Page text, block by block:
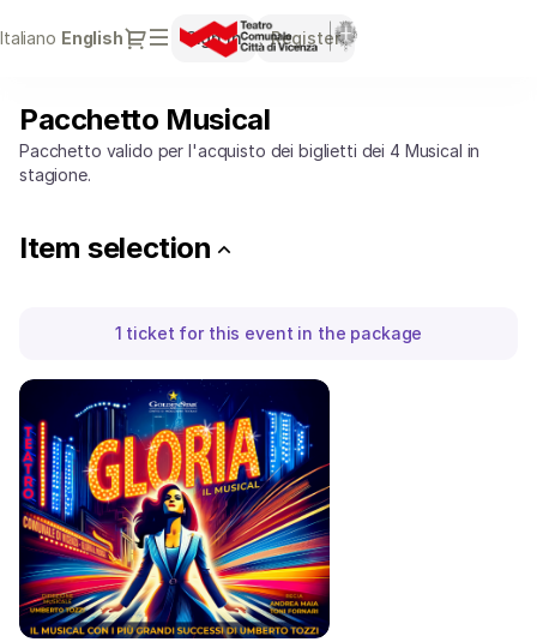
Italiano Current
English Dialog
Sign in Register
definition
Teatro
Comunale
Vicenza
Pacchetto
Musical
Pacchetto Musical
Pacchetto valido per l'acquisto dei biglietti dei 4 Musical in
stagione.
Item selection
1 ticket for this event in the package
GLORIA
-
IL
MUSICAL